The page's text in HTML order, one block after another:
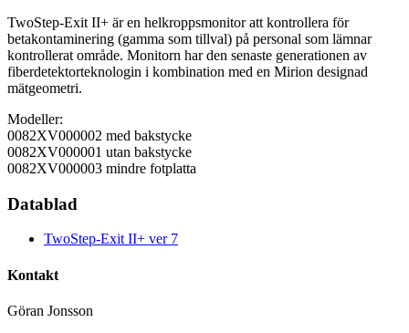
TwoStep-Exit II+ är en helkroppsmonitor att kontrollera för
betakontaminering (gamma som tillval) på personal som lämnar
kontrollerat område. Monitorn har den senaste generationen av
fiberdetektorteknologin i kombination med en Mirion designad
mätgeometri.
Modeller:
0082XV000002 med bakstycke
0082XV000001 utan bakstycke
0082XV000003 mindre fotplatta
Datablad
TwoStep-Exit II+ ver 7
Kontakt
Göran Jonsson